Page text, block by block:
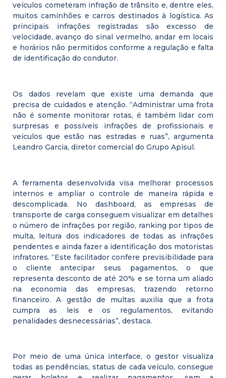
veículos cometeram infração de trânsito e, dentre eles,
muitos caminhões e carros destinados à logística. As
principais infrações registradas são excesso de
velocidade, avanço do sinal vermelho, andar em locais
e horários não permitidos conforme a regulação e falta
de identificação do condutor.
Os dados revelam que existe uma demanda que
precisa de cuidados e atenção. “Administrar uma frota
não é somente monitorar rotas, é também lidar com
surpresas e possíveis infrações de profissionais e
veículos que estão nas estradas e ruas”, argumenta
Leandro Garcia, diretor comercial do Grupo Apisul.
A ferramenta desenvolvida visa melhorar processos
internos e ampliar o controle de maneira rápida e
descomplicada. No dashboard, as empresas de
transporte de carga conseguem visualizar em detalhes
o número de infrações por região, ranking por tipos de
multa, leitura dos indicadores de todas as infrações
pendentes e ainda fazer a identificação dos motoristas
infratores. “Este facilitador confere previsibilidade para
o cliente antecipar seus pagamentos, o que
representa desconto de até 20% e se torna um aliado
na economia das empresas, trazendo retorno
financeiro. A gestão de multas auxilia que a frota
cumpra as leis e os regulamentos, evitando
penalidades desnecessárias”, destaca.
Por meio de uma única interface, o gestor visualiza
todas as pendências, status de cada veículo, consegue